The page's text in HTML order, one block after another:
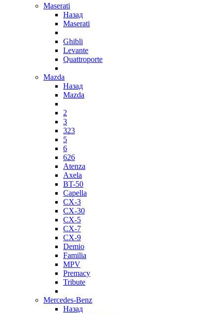
Maserati
Назад
Maserati
Ghibli
Levante
Quattroporte
Mazda
Назад
Mazda
2
3
323
5
6
626
Atenza
Axela
BT-50
Capella
CX-3
CX-30
CX-5
CX-7
CX-9
Demio
Familia
MPV
Premacy
Tribute
Mercedes-Benz
Назад